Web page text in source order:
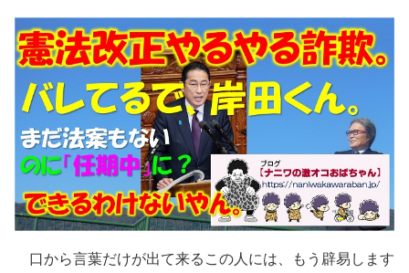
口から言葉だけが出て来るこの人には、もう辟易します